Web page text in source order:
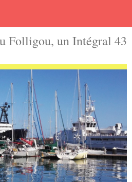
Folligou, un Intégral 43